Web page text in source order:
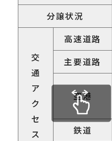
分譲状況
交
通
ア
ク
セ
ス
高速道路
主要道路
空港
鉄道